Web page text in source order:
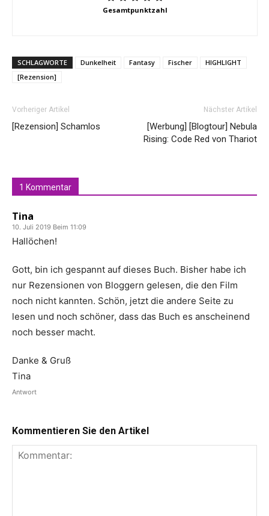
Gesamtpunktzahl
SCHLAGWORTE Dunkelheit Fantasy Fischer
HIGHLIGHT
[Rezension]
Vorheriger Artikel
[Rezension] Schamlos
Nächster Artikel
[Werbung] [Blogtour] Nebula
Rising: Code Red von Thariot
1 Kommentar
Tina
10. Juli 2019 Beim 11:09
Hallöchen!
Gott, bin ich gespannt auf dieses Buch. Bisher habe ich
nur Rezensionen von Bloggern gelesen, die den Film
noch nicht kannten. Schön, jetzt die andere Seite zu
lesen und noch schöner, dass das Buch es anscheinend
noch besser macht.
Danke & Gruß
Tina
Antwort
Kommentieren Sie den Artikel